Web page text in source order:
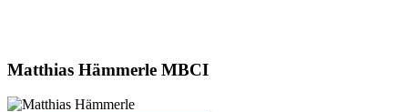
Matthias Hämmerle MBCI